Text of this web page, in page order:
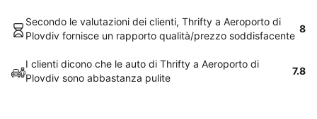
Secondo le valutazioni dei clienti, Thrifty a Aeroporto di
Plovdiv fornisce un rapporto qualità/prezzo soddisfacente
8
I clienti dicono che le auto di Thrifty a Aeroporto di
Plovdiv sono abbastanza pulite
7.8